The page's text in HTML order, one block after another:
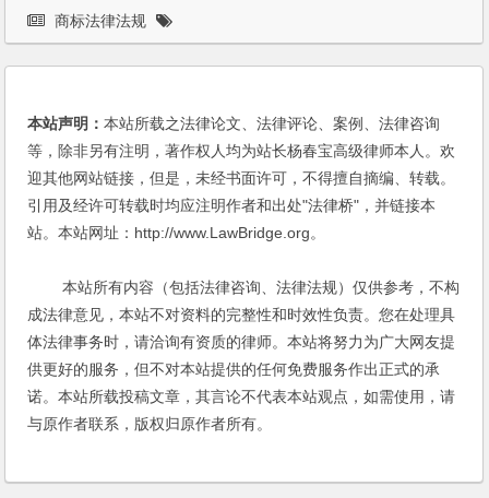
商标法律法规
本站声明：本站所载之法律论文、法律评论、案例、法律咨询
等，除非另有注明，著作权人均为站长杨春宝高级律师本人。欢
迎其他网站链接，但是，未经书面许可，不得擅自摘编、转载。
引用及经许可转载时均应注明作者和出处"法律桥"，并链接本
站。本站网址：http://www.LawBridge.org。
本站所有内容（包括法律咨询、法律法规）仅供参考，不构
成法律意见，本站不对资料的完整性和时效性负责。您在处理具
体法律事务时，请洽询有资质的律师。本站将努力为广大网友提
供更好的服务，但不对本站提供的任何免费服务作出正式的承
诺。本站所载投稿文章，其言论不代表本站观点，如需使用，请
与原作者联系，版权归原作者所有。